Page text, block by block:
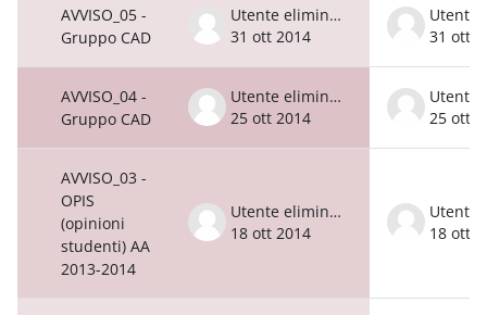
AVVISO_05 -
Gruppo CAD
Utente eliminato
31 ott 2014
31 ott
AVVISO_04 -
Gruppo CAD
Utente eliminato
25 ott 2014
25 ott
AVVISO_03 -
OPIS
(opinioni
studenti) AA
2013-2014
Utente eliminato
18 ott 2014
18 ott